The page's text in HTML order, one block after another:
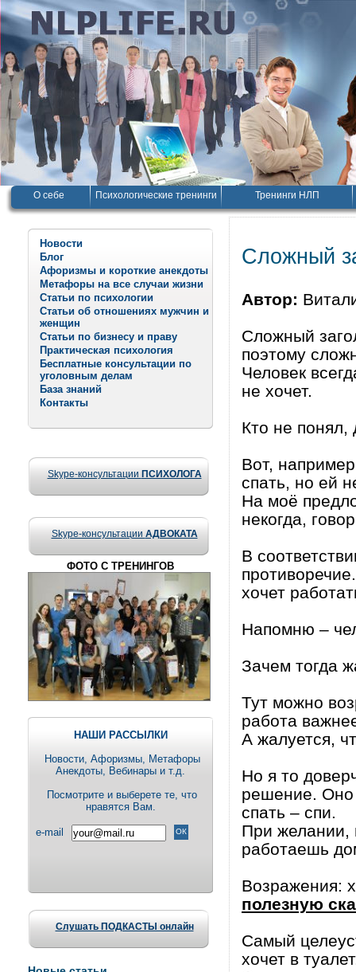
О себе Психологические тренинги Тренинги НЛП
Новости
Блог
Афоризмы и короткие анекдоты
Метафоры на все случаи жизни
Статьи по психологии
Статьи об отношениях мужчин и
женщин
Статьи по бизнесу и праву
Практическая психология
Бесплатные консультации по
уголовным делам
База знаний
Контакты
Skype-консультации ПСИХОЛОГА
Skype-консультации АДВОКАТА
ФОТО С ТРЕНИНГОВ
НАШИ РАССЫЛКИ
Новости, Aфоризмы, Метафоры
Анекдоты, Вебинары и т.д.
Посмотрите и выберете те, что
нравятся Вам.
e-mail
Слушать ПОДКАСТЫ онлайн
Сложный
Автор:
Сложный
поэтому
Человек
не хочет.
Кто не
Вот,
спать, но ей
На моё
некогда,
В
хочет
Напомню –
Зачем тогда
Тут можно
работа
А жалуется,
Но я то
решение. Оно
спать – спи.
При желании,
работаешь
Возражения:
полезную
Самый
хочет в